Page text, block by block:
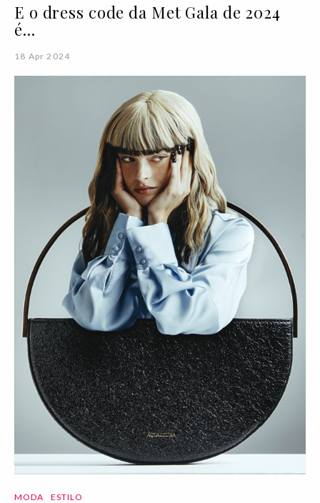
E o dress code da Met Gala de 2024
é...
18 Apr 2024
MODA ESTILO